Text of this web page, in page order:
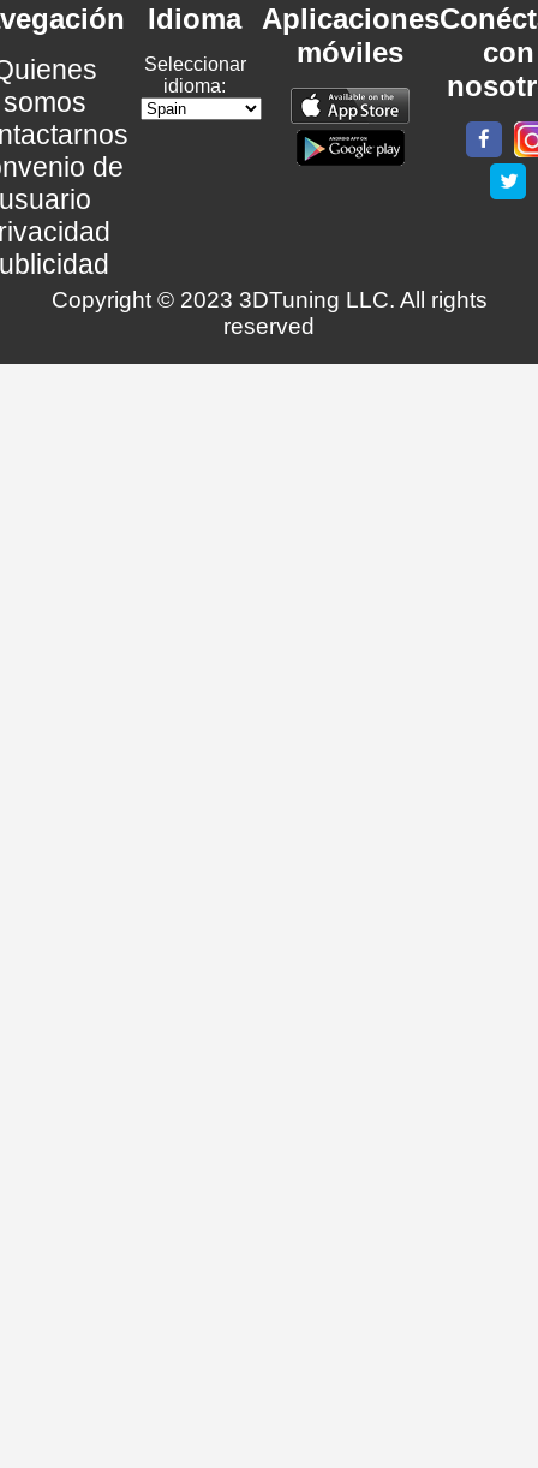
somos
de
Idioma
Seleccionar
idioma:
Aplicaciones
móviles
con
Copyright © 2023 3DTuning LLC. All rights
reserved